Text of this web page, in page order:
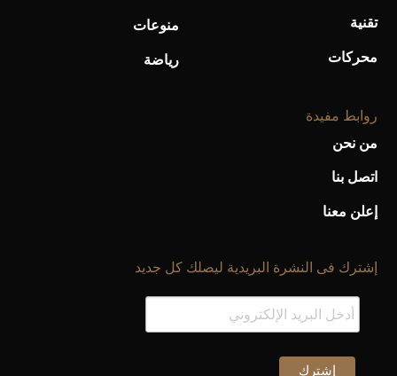
تقنية
محركات
منوعات
رياضة
روابط مفيدة
من نحن
اتصل بنا
إعلن معنا
إشترك فى النشرة البريدية ليصلك كل جديد